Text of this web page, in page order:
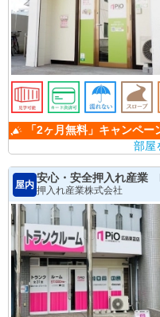
「2ヶ月無料」キャンペー
部屋
屋内
安心・安全押入れ産業
押入れ産業株式会社